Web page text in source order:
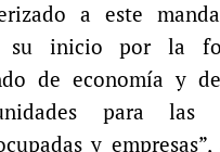
a este
su inicio por la
de economía y
para las
y